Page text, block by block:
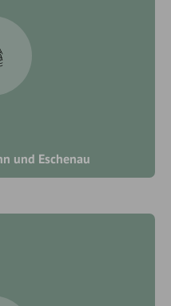
und Eschenau